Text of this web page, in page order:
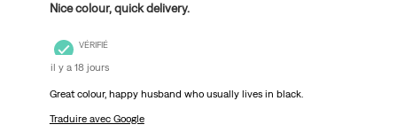
Nice colour, quick delivery.
VÉRIFIÉ
il y a 18 jours
Great colour, happy husband who usually lives in black.
Traduire avec Google